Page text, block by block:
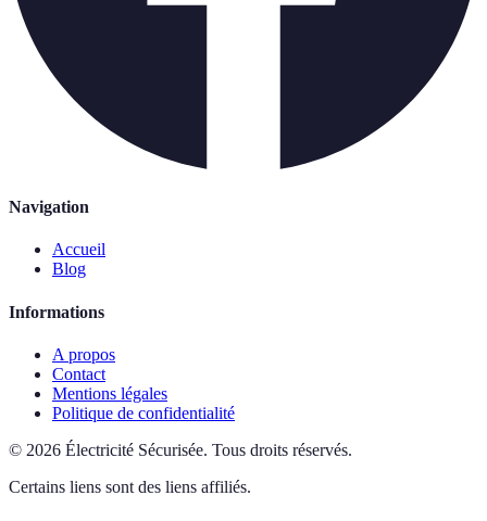
Navigation
Accueil
Blog
Informations
A propos
Contact
Mentions légales
Politique de confidentialité
© 2026 Électricité Sécurisée. Tous droits réservés.
Certains liens sont des liens affiliés.